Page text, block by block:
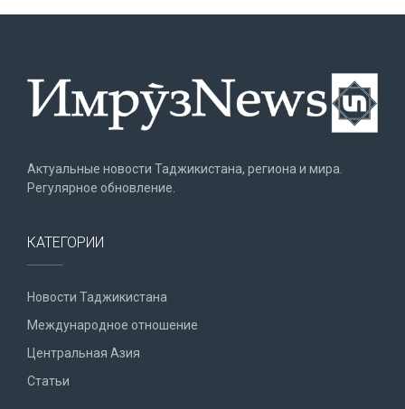
Актуальные новости Таджикистана, региона и мира.
Регулярное обновление.
КАТЕГОРИИ
Новости Таджикистана
Международное отношение
Центральная Азия
Статьи